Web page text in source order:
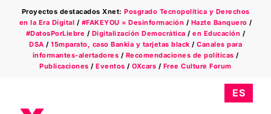
contenido
Proyectos destacados Xnet: Posgrado Tecnopolítica y Derechos
en la Era Digital / #FAKEYOU = Desinformación / Hazte Banquero /
#DatosPorLiebre / Digitalización Democrática /en Educación /
DSA / 15mparato, caso Bankia y tarjetas black / Canales para
informantes-alertadores / Recomendaciones de políticas /
Publicaciones /Eventos /OXcars / Free Culture Forum